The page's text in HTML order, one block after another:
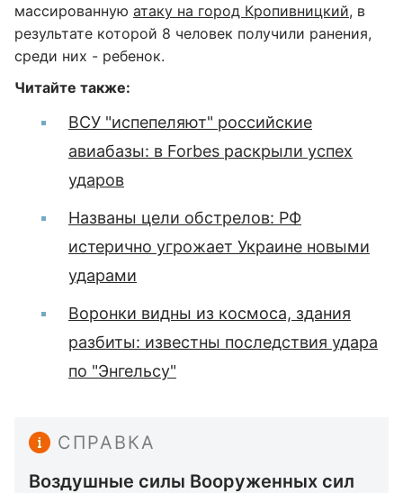
массированную атаку на город Кропивницкий, в
результате которой 8 человек получили ранения,
среди них - ребенок.
Читайте также:
ВСУ "испепеляют" российские
авиабазы: в Forbes раскрыли успех
ударов
Названы цели обстрелов: РФ
истерично угрожает Украине новыми
ударами
Воронки видны из космоса, здания
разбиты: известны последствия удара
по "Энгельсу"
СПРАВКА
Воздушные силы Вооруженных сил